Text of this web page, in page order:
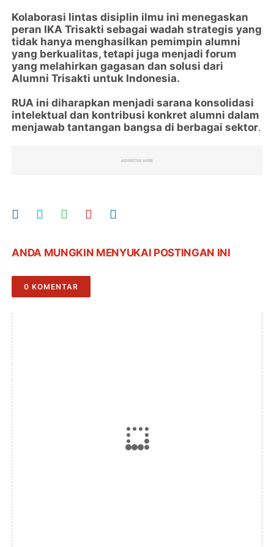
Kolaborasi lintas disiplin ilmu ini menegaskan
peran IKA Trisakti sebagai wadah strategis yang
tidak hanya menghasilkan pemimpin alumni
yang berkualitas, tetapi juga menjadi forum
yang melahirkan gagasan dan solusi dari
Alumni Trisakti untuk Indonesia.
RUA ini diharapkan menjadi sarana konsolidasi
intelektual dan kontribusi konkret alumni dalam
menjawab tantangan bangsa di berbagai sektor.
ANDA MUNGKIN MENYUKAI POSTINGAN INI
0 KOMENTAR